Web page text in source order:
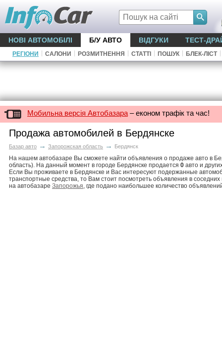
НОВІ АВТОМОБІЛІ Б/У АВТО ВІДГУКИ ТЕСТ-
РЕГІОНИ САЛОНИ РОЗМИТНЕННЯ СТАТТІ ПОШУК БЛЕК-ЛІСТ
Мобильна версія Автобазара – економ трафік та час!
Продажа автомобилей в Бердянске
Базар авто → Запорожская область → Бердянск
На нашем автобазаре Вы сможете найти объявления о продаже авто в
область). На данный момент в городе Бердянске продается 0 авто и
Если Вы проживаете в Бердянске и Вас интересуют подержанные
транспортные средства, то Вам стоит посмотреть объявления в соседних
на автобазаре Запорожья, где подано наибольшее количество